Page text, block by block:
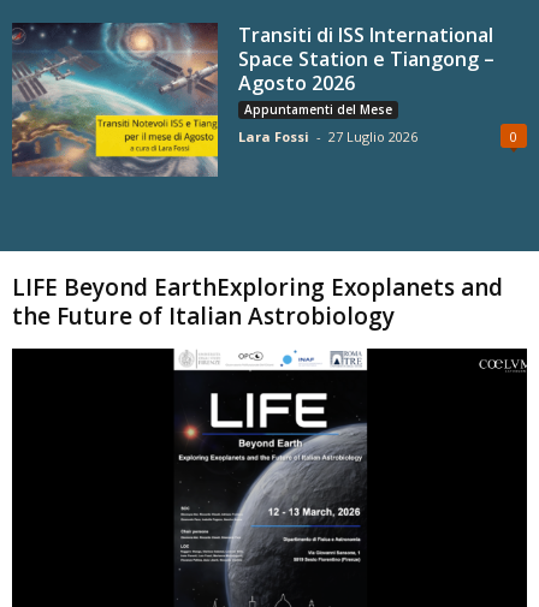
Transiti di ISS International
Space Station e Tiangong –
Agosto 2026
Appuntamenti del Mese
Lara Fossi - 27 Luglio 2026 0
LIFE Beyond EarthExploring Exoplanets and
the Future of Italian Astrobiology